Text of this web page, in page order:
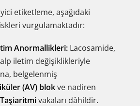
etiketleme, aşağıdaki
vurgulamaktadır:
Anormallikleri: Lacosamide,
iletim değişiklikleriyle
belgelenmiş
(AV) blokve nadiren
vakaları dâhildir.